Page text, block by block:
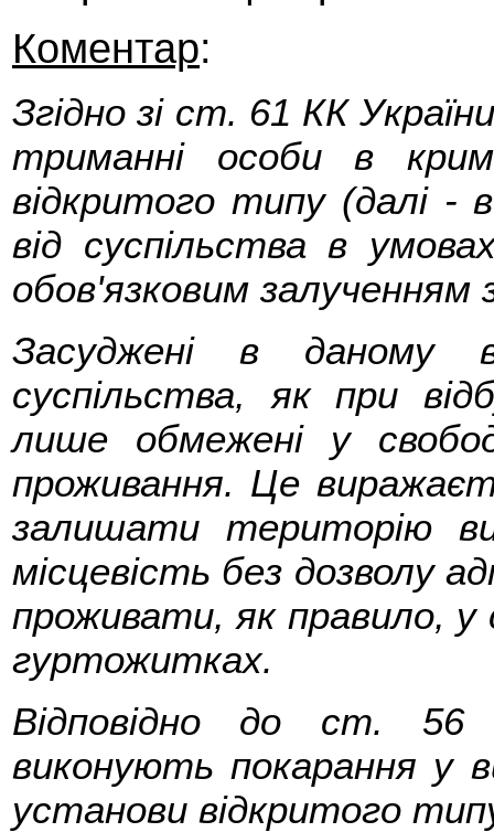
Коментар:
Згідно зі ст. 61 КК
триманні особи в
відкритого типу (далі -
від суспільства в
обов'язковим залученням
Засуджені в даному
суспільства, як при
лише обмежені у
проживання. Це
залишати територію
місцевість без дозволу
проживати, як правило, у
гуртожитках.
Відповідно до ст. 56
виконують покарання у
установи відкритого